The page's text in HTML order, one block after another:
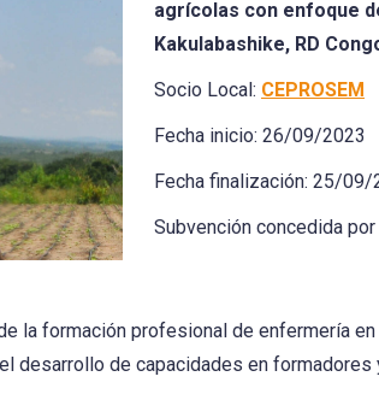
agrícolas con enfoque
Kakulabashike, RD
Socio Local: CEPROSEM
Fecha inicio: 26/09/2023
Fecha finalización: 25/09/
Subvención concedida
la formación profesional de enfermería en
desarrollo de capacidades en formadores